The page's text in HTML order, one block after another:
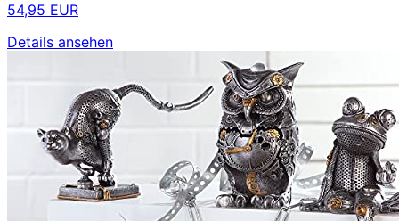
54,95 EUR
Details ansehen